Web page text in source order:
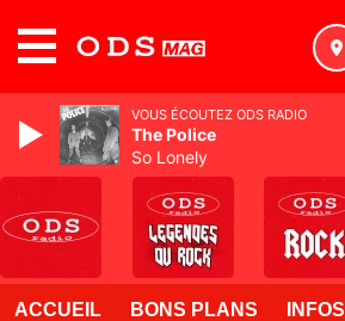
ACCUEIL BONS PLANS INFOS
VOUS ÉCOUTEZ ODS RADIO
The Police
So Lonely